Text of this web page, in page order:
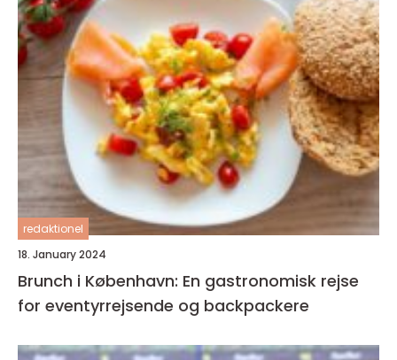
redaktionel
18. January 2024
Brunch i København: En gastronomisk rejse
for eventyrrejsende og backpackere